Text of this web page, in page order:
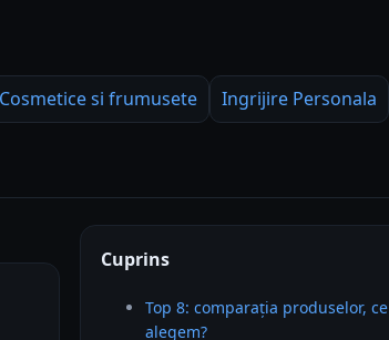
Cosmetice si frumusete Ingrijire Personala
Cuprins
Top 8: comparația produselor, ce
alegem?